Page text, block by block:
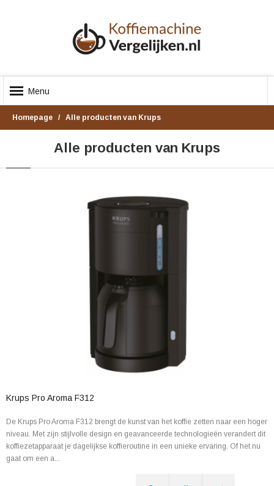
Menu
Homepage Alle producten van Krups
Alle producten van Krups
Krups Pro Aroma F312
De Krups Pro Aroma F312 brengt de kunst van het koffie zetten naar een hoger
niveau. Met zijn stijlvolle design en geavanceerde technologieën verandert dit
koffiezetapparaat je dagelijkse koffieroutine in een unieke ervaring. Of het nu
gaat om een a...